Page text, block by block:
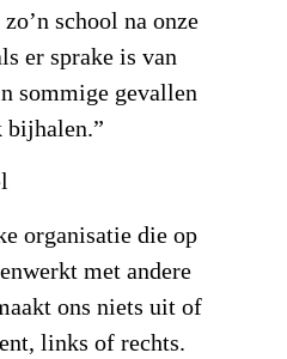
school na onze
er sprake is van
sommige gevallen
bijhalen.”
organisatie die op
met andere
ons niets uit of
links of rechts.